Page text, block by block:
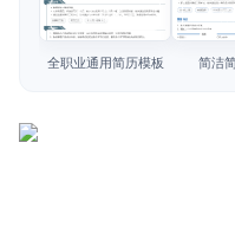
简历教程
查看模板
全职业通用简历模板
查看
简洁